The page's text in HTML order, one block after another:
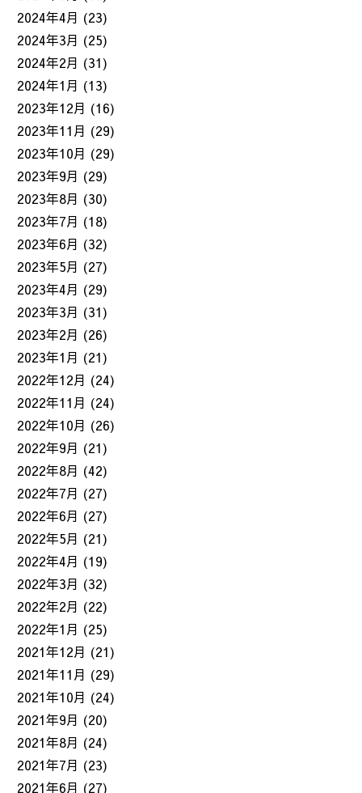
2024年4月 (23)
2024年3月 (25)
2024年2月 (31)
2024年1月 (13)
2023年12月 (16)
2023年11月 (29)
2023年10月 (29)
2023年9月 (29)
2023年8月 (30)
2023年7月 (18)
2023年6月 (32)
2023年5月 (27)
2023年4月 (29)
2023年3月 (31)
2023年2月 (26)
2023年1月 (21)
2022年12月 (24)
2022年11月 (24)
2022年10月 (26)
2022年9月 (21)
2022年8月 (42)
2022年7月 (27)
2022年6月 (27)
2022年5月 (21)
2022年4月 (19)
2022年3月 (32)
2022年2月 (22)
2022年1月 (25)
2021年12月 (21)
2021年11月 (29)
2021年10月 (24)
2021年9月 (20)
2021年8月 (24)
2021年7月 (23)
2021年6月 (27)